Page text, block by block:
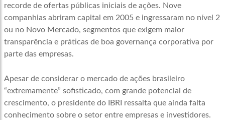
recorde de ofertas públicas iniciais de ações. Nove
companhias abriram capital em 2005 e ingressaram no nível 2
ou no Novo Mercado, segmentos que exigem maior
transparência e práticas de boa governança corporativa por
parte das empresas.
Apesar de considerar o mercado de ações brasileiro
“extremamente” sofisticado, com grande potencial de
crescimento, o presidente do IBRI ressalta que ainda falta
conhecimento sobre o setor entre empresas e investidores.